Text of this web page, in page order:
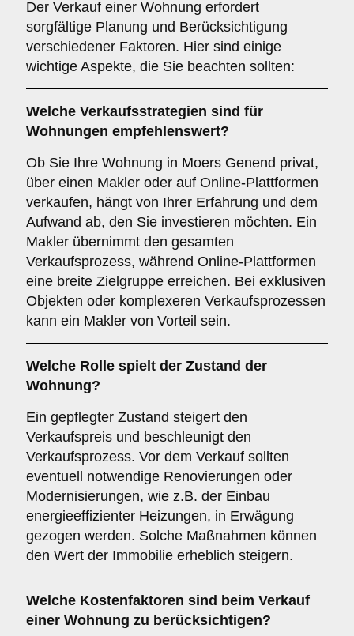
Der Verkauf einer Wohnung erfordert
sorgfältige Planung und Berücksichtigung
verschiedener Faktoren. Hier sind einige
wichtige Aspekte, die Sie beachten sollten:
Welche Verkaufsstrategien sind für
Wohnungen empfehlenswert?
Ob Sie Ihre Wohnung in Moers Genend privat,
über einen Makler oder auf Online-Plattformen
verkaufen, hängt von Ihrer Erfahrung und dem
Aufwand ab, den Sie investieren möchten. Ein
Makler übernimmt den gesamten
Verkaufsprozess, während Online-Plattformen
eine breite Zielgruppe erreichen. Bei exklusiven
Objekten oder komplexeren Verkaufsprozessen
kann ein Makler von Vorteil sein.
Welche Rolle spielt der Zustand der
Wohnung?
Ein gepflegter Zustand steigert den
Verkaufspreis und beschleunigt den
Verkaufsprozess. Vor dem Verkauf sollten
eventuell notwendige Renovierungen oder
Modernisierungen, wie z.B. der Einbau
energieeffizienter Heizungen, in Erwägung
gezogen werden. Solche Maßnahmen können
den Wert der Immobilie erheblich steigern.
Welche Kostenfaktoren sind beim Verkauf
einer Wohnung zu berücksichtigen?